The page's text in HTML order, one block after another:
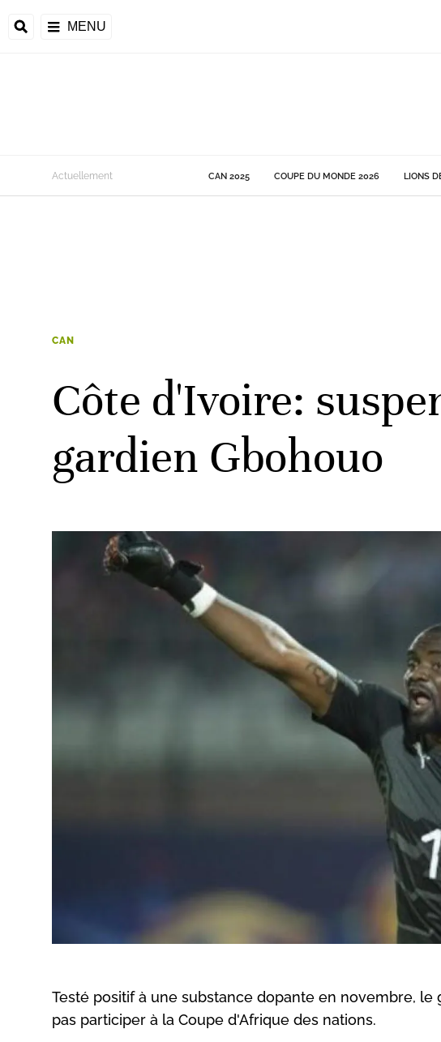
MENU
de la CAF
Actuellement CAN 2025 COUPE DU MONDE 2026 LIONS
CAN
Côte d'Ivoire:
gardien Gbohouo
Testé positif à une substance dopante en novembre,
pas participer à la Coupe d'Afrique des nations.